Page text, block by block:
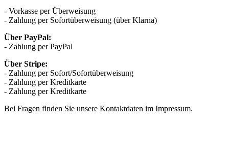
- Vorkasse per Überweisung
- Zahlung per Sofortüberweisung (über Klarna)
Über PayPal:
- Zahlung per PayPal
Über Stripe:
- Zahlung per Sofort/Sofortüberweisung
- Zahlung per Kreditkarte
- Zahlung per Kreditkarte
Bei Fragen finden Sie unsere Kontaktdaten im Impressum.